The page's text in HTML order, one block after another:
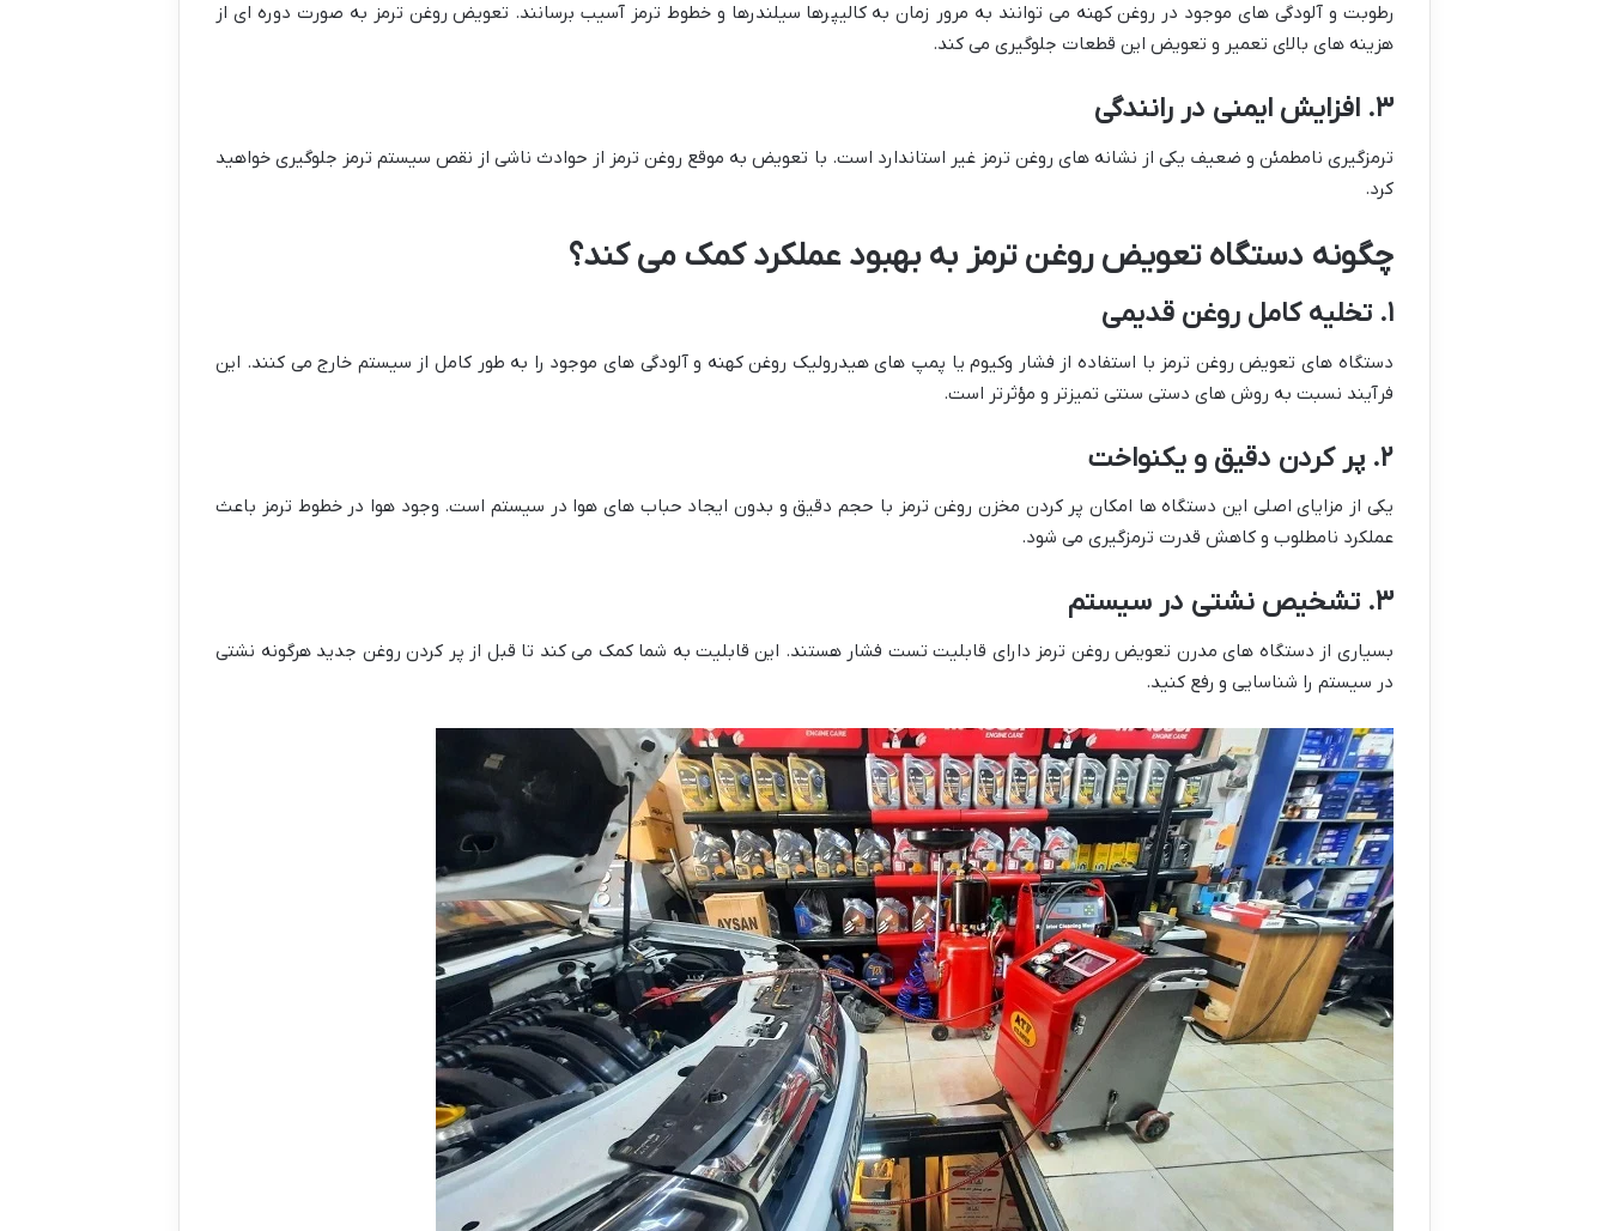
رطوبت و آلودگی های موجود در روغن کهنه می توانند به مرور زمان به کالیپرها سیلندرها و خطوط ترمز آسیب برسانند. تعویض روغن ترمز به صورت دوره ای از
هزینه های بالای تعمیر و تعویض این قطعات جلوگیری می کند.
۳. افزایش ایمنی در رانندگی
ترمزگیری نامطمئن و ضعیف یکی از نشانه های روغن ترمز غیر استاندارد است. با تعویض به موقع روغن ترمز از حوادث ناشی از نقص سیستم ترمز جلوگیری خواهید
کرد.
چگونه دستگاه تعویض روغن ترمز به بهبود عملکرد کمک می کند؟
۱. تخلیه کامل روغن قدیمی
دستگاه های تعویض روغن ترمز با استفاده از فشار وکیوم یا پمپ های هیدرولیک روغن کهنه و آلودگی های موجود را به طور کامل از سیستم خارج می کنند. این
فرآیند نسبت به روش های دستی سنتی تمیزتر و مؤثرتر است.
۲. پر کردن دقیق و یکنواخت
یکی از مزایای اصلی این دستگاه ها امکان پر کردن مخزن روغن ترمز با حجم دقیق و بدون ایجاد حباب های هوا در سیستم است. وجود هوا در خطوط ترمز باعث
عملکرد نامطلوب و کاهش قدرت ترمزگیری می شود.
۳. تشخیص نشتی در سیستم
بسیاری از دستگاه های مدرن تعویض روغن ترمز دارای قابلیت تست فشار هستند. این قابلیت به شما کمک می کند تا قبل از پر کردن روغن جدید هرگونه نشتی
در سیستم را شناسایی و رفع کنید.